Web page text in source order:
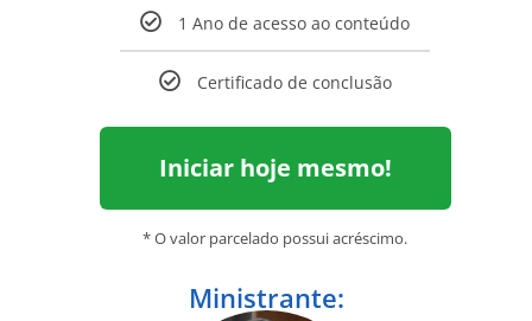
1 Ano de acesso ao conteúdo
Certificado de conclusão
Iniciar hoje mesmo!
* O valor parcelado possui acréscimo.
Ministrante: